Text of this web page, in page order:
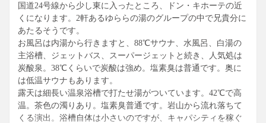
国道24号線から少し東に入ったところ、ドン・キホーテの近
くになります。2軒あるゆららの湯のグループの中で兄貴分に
あたるそうです。
お風呂は内湯から行きますと、88℃サウナ、水風呂、白湯の
主浴槽、ジェットバス、スーパージェットと続き、人気処は
炭酸泉。38℃くらいで炭酸は強め。塩素臭は普通です。奥に
は低温サウナもあります。
露天は細長い温泉浴槽で打たせ湯がついています。42℃で高
温。茶色の濁りあり。塩素臭普通です。岩山から流れ落ちて
くる演出。浴槽自体は小さいのですが、キャパシティを稼ぐ